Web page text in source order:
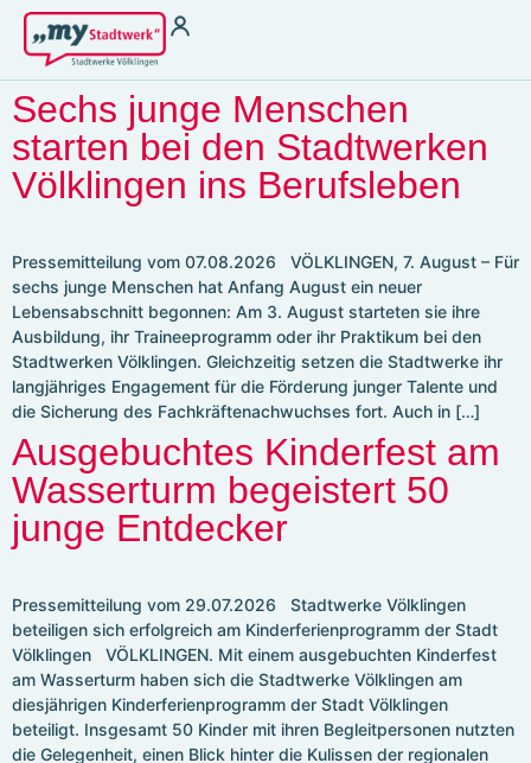
Strom
Strom zu Börsenpreisen
Heizstrom
Ladestrom
Stromkennzeichung
Gas
Vermieter
Wasser
THG-Quoten
Antragsformular §
22 EnFG
Kundenservice
Terminbuchung
Hilfebereich
Energiespartipps
Energieausweis
Zählerablesung
Kontakt
Formulare
Kundenportal
Störung melden &
Notfallnummer
Kontakt
Photovoltaik
Referenzen
Sechs junge Menschen
starten bei den Stadtwerken
Völklingen ins Berufsleben
Pressemitteilung vom 07.08.2026 VÖLKLINGEN, 7. August – Für
sechs junge Menschen hat Anfang August ein neuer
Lebensabschnitt begonnen: Am 3. August starteten sie ihre
Ausbildung, ihr Traineeprogramm oder ihr Praktikum bei den
Stadtwerken Völklingen. Gleichzeitig setzen die Stadtwerke ihr
langjähriges Engagement für die Förderung junger Talente und
die Sicherung des Fachkräftenachwuchses fort. Auch in […]
Ausgebuchtes Kinderfest am
Wasserturm begeistert 50
junge Entdecker
Pressemitteilung vom 29.07.2026 Stadtwerke Völklingen
beteiligen sich erfolgreich am Kinderferienprogramm der Stadt
Völklingen VÖLKLINGEN. Mit einem ausgebuchten Kinderfest
am Wasserturm haben sich die Stadtwerke Völklingen am
diesjährigen Kinderferienprogramm der Stadt Völklingen
beteiligt. Insgesamt 50 Kinder mit ihren Begleitpersonen nutzten
die Gelegenheit, einen Blick hinter die Kulissen der regionalen